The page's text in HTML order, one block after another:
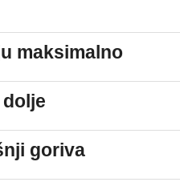
maksimalno
goriva